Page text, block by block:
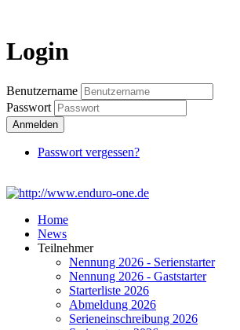
Login
Benutzername
Passwort
Anmelden
Passwort vergessen?
Home
News
Teilnehmer
Nennung 2026 - Serienstarter
Nennung 2026 - Gaststarter
Starterliste 2026
Abmeldung 2026
Serieneinschreibung 2026